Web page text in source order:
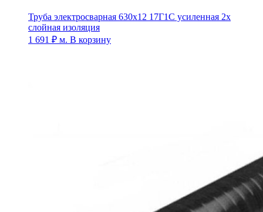
Труба электросварная 630х12 17Г1С усиленная 2х
слойная изоляция
1 691 ₽ м. В корзину